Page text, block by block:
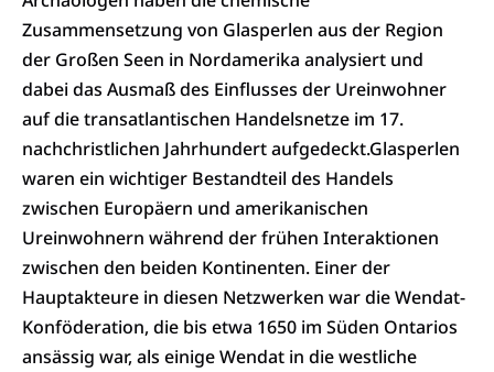
Zusammensetzung von Glasperlen aus der Region
der Großen Seen in Nordamerika analysiert und
dabei das Ausmaß des Einflusses der Ureinwohner
auf die transatlantischen Handelsnetze im 17.
nachchristlichen Jahrhundert aufgedeckt.Glasperlen
waren ein wichtiger Bestandteil des Handels
zwischen Europäern und amerikanischen
Ureinwohnern während der frühen Interaktionen
zwischen den beiden Kontinenten. Einer der
Hauptakteure in diesen Netzwerken war die Wendat-
Konföderation, die bis etwa 1650 im Süden Ontarios
ansässig war, als einige Wendat in die westliche